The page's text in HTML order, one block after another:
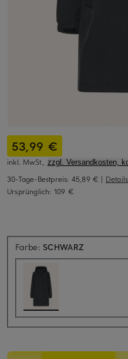
53,99 €
inkl. MwSt., zzgl. Versandkosten,
30-Tage-Bestpreis: 45,89 € | Details
Ursprünglich: 109 €
Farbe: SCHWARZ